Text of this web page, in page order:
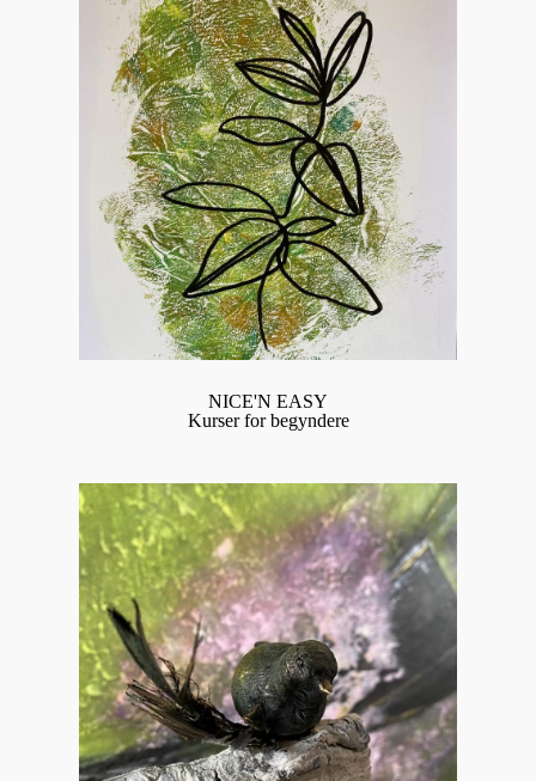
NICE'N EASY
Kurser for begyndere